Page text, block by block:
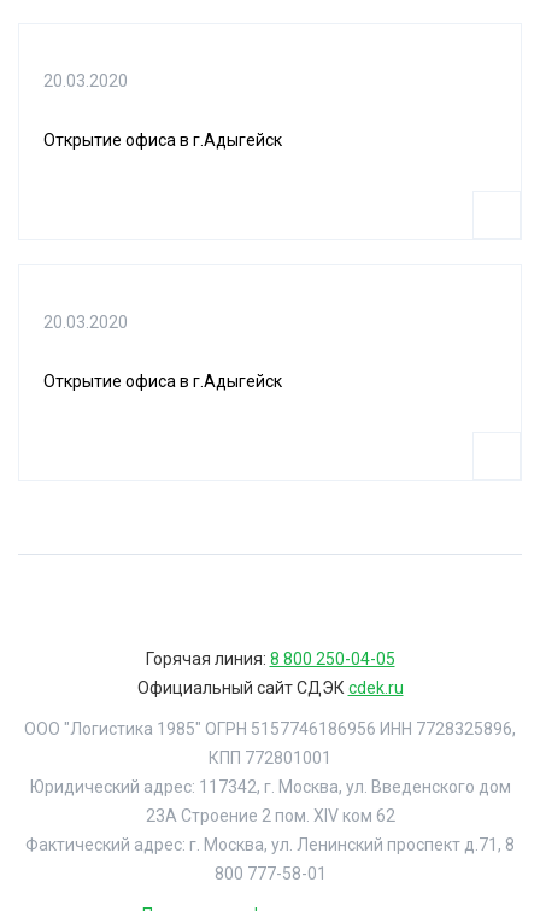
20.03.2020
Открытие офиса в г.Адыгейск
20.03.2020
Открытие офиса в г.Адыгейск
Горячая линия: 8 800 250-04-05
Официальный сайт СДЭК cdek.ru
ООО "Логистика 1985" ОГРН 5157746186956 ИНН 7728325896,
КПП 772801001
Юридический адрес: 117342, г. Москва, ул. Введенского дом
23А Строение 2 пом. XIV ком 62
Фактический адрес: г. Москва, ул. Ленинский проспект д.71, 8
800 777-58-01